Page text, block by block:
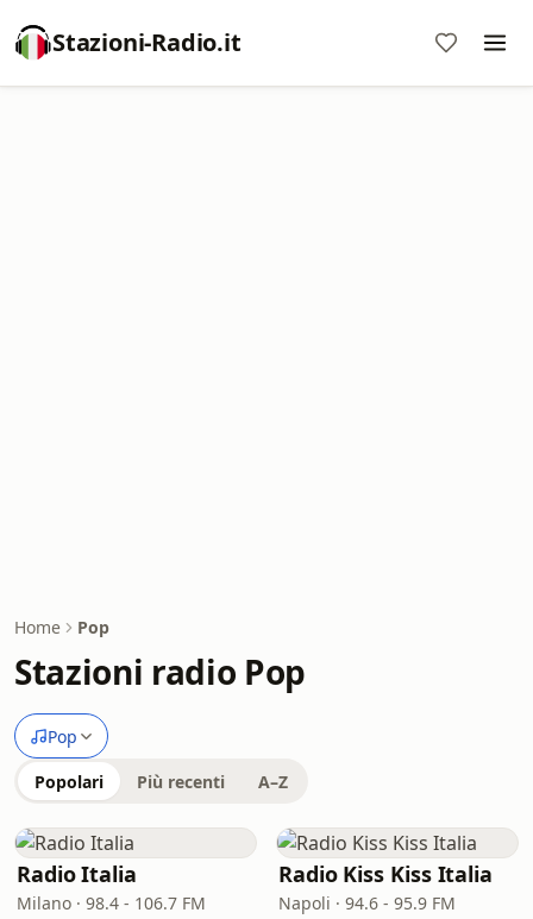
Stazioni-Radio.it
Home Pop
Stazioni radio Pop
Pop
Popolari Più recenti A–Z
Radio Italia
Milano · 98.4 - 106.7 FM
Radio Kiss Kiss Italia
Napoli · 94.6 - 95.9 FM